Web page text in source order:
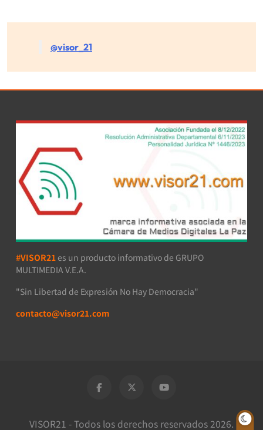
@visor_21
#VISOR21 es un producto informativo de GRUPO
MULTIMEDIA V.E.A.
"Sin Libertad de Expresión No Hay Democracia"
contacto@visor21.com
VISOR21 - Todos los derechos reservados 2026.